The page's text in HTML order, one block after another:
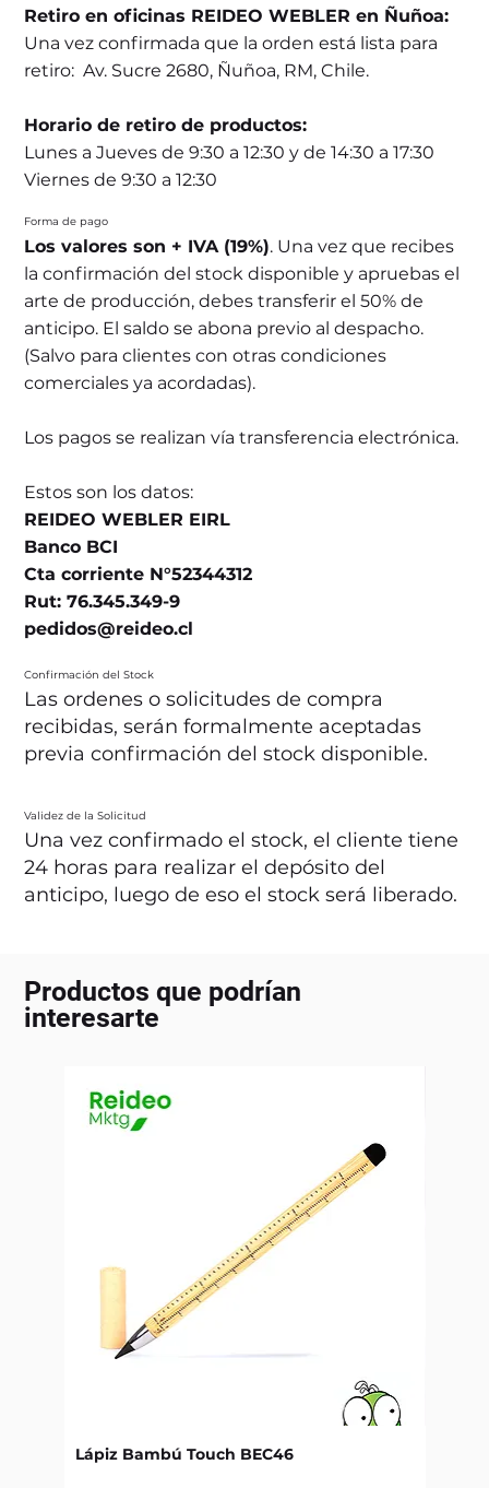
Retiro en oficinas REIDEO WEBLER en Ñuñoa:
Una vez confirmada que la orden está lista para
retiro: Av. Sucre 2680, Ñuñoa, RM, Chile.
Horario de retiro de productos:
Lunes a Jueves de 9:30 a 12:30 y de 14:30 a 17:30
Viernes de 9:30 a 12:30
Forma de pago
Los valores son + IVA (19%). Una vez que recibes
la confirmación del stock disponible y apruebas el
arte de producción, debes transferir el 50% de
anticipo. El saldo se abona previo al despacho.
(Salvo para clientes con otras condiciones
comerciales ya acordadas).
Los pagos se realizan vía transferencia electrónica.
Estos son los datos:
REIDEO WEBLER EIRL
Banco BCI
Cta corriente N°52344312
Rut: 76.345.349-9
pedidos@reideo.cl
Confirmación del Stock
Las ordenes o solicitudes de compra
recibidas, serán formalmente aceptadas
previa confirmación del stock disponible.
Validez de la Solicitud
Una vez confirmado el stock, el cliente tiene
24 horas para realizar el depósito del
anticipo, luego de eso el stock será liberado.
Productos que podrían
interesarte
Lápiz Bambú Touch BEC46